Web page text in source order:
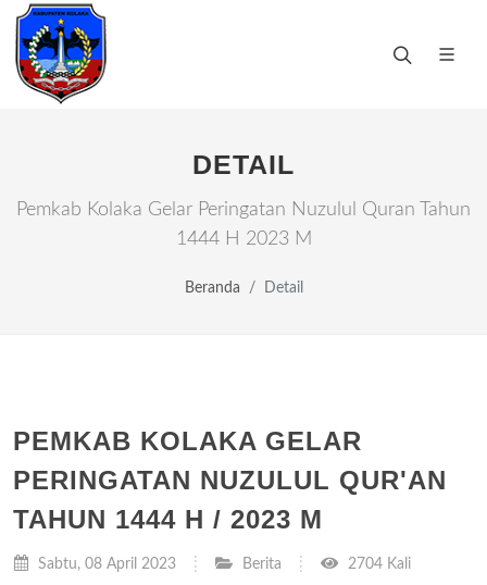
DETAIL
Pemkab Kolaka Gelar Peringatan Nuzulul Quran Tahun
1444 H 2023 M
Beranda Detail
PEMKAB KOLAKA GELAR
PERINGATAN NUZULUL QUR'AN
TAHUN 1444 H / 2023 M
Sabtu, 08 April 2023 Berita 2704 Kali